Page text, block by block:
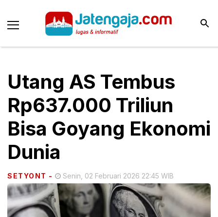
Utang AS Tembus
Rp637.000 Triliun
Bisa Goyang Ekonomi
Dunia
SETYONT - Senin, 02 Februari 2026 22:45 WIB